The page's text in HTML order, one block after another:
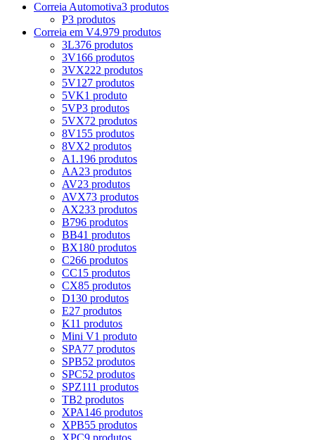
Correia Automotiva3 produtos
P3 produtos
Correia em V4.979 produtos
3L376 produtos
3V166 produtos
3VX222 produtos
5V127 produtos
5VK1 produto
5VP3 produtos
5VX72 produtos
8V155 produtos
8VX2 produtos
A1.196 produtos
AA23 produtos
AV23 produtos
AVX73 produtos
AX233 produtos
B796 produtos
BB41 produtos
BX180 produtos
C266 produtos
CC15 produtos
CX85 produtos
D130 produtos
E27 produtos
K11 produtos
Mini V1 produto
SPA77 produtos
SPB52 produtos
SPC52 produtos
SPZ111 produtos
TB2 produtos
XPA146 produtos
XPB55 produtos